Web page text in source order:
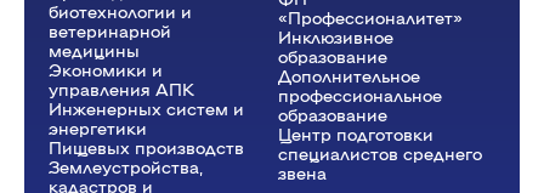
биотехнологии и
ветеринарной
медицины
Экономики и
управления АПК
Инженерных систем и
энергетики
Пищевых производств
Землеустройства,
кадастров и
«Профессионалитет»
Инклюзивное
образование
Дополнительное
профессиональное
образование
Центр подготовки
специалистов среднего
звена